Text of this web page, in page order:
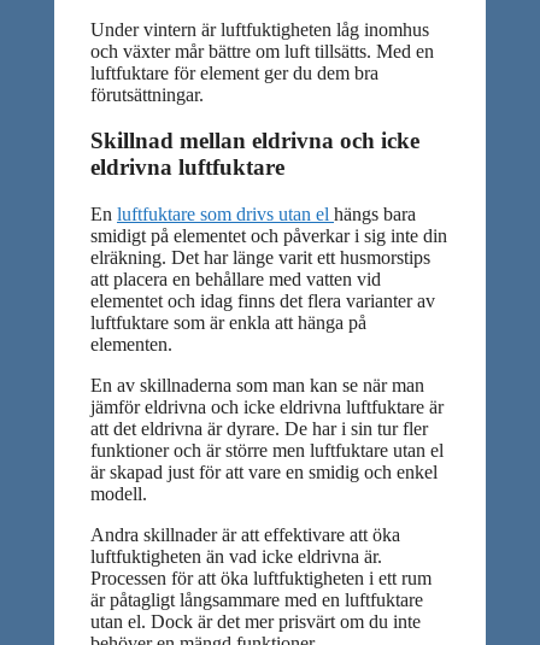
Under vintern är luftfuktigheten låg inomhus
och växter mår bättre om luft tillsätts. Med en
luftfuktare för element ger du dem bra
förutsättningar.
Skillnad mellan eldrivna och icke
eldrivna luftfuktare
En luftfuktare som drivs utan el hängs bara
smidigt på elementet och påverkar i sig inte din
elräkning. Det har länge varit ett husmorstips
att placera en behållare med vatten vid
elementet och idag finns det flera varianter av
luftfuktare som är enkla att hänga på
elementen.
En av skillnaderna som man kan se när man
jämför eldrivna och icke eldrivna luftfuktare är
att det eldrivna är dyrare. De har i sin tur fler
funktioner och är större men luftfuktare utan el
är skapad just för att vare en smidig och enkel
modell.
Andra skillnader är att effektivare att öka
luftfuktigheten än vad icke eldrivna är.
Processen för att öka luftfuktigheten i ett rum
är påtagligt långsammare med en luftfuktare
utan el. Dock är det mer prisvärt om du inte